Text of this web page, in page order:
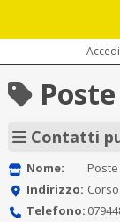
Accedi
Poste
Contatti
Nome:
Indirizzo:
Telefono: